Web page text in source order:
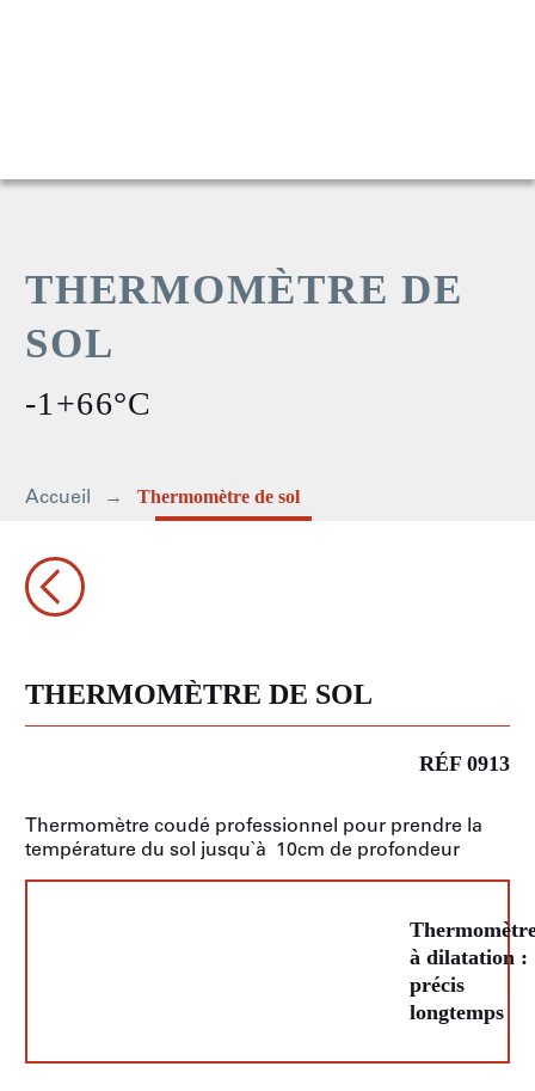
THERMOMÈTRE DE
SOL
-1+66°C
Accueil Thermomètre de sol
THERMOMÈTRE DE SOL
RÉF 0913
Thermomètre coudé professionnel pour prendre la
température du sol jusqu`à 10cm de profondeur
à dilatation :
précis
longtemps